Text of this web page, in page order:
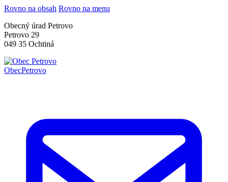
Rovno na obsah Rovno na menu
Obecný úrad Petrovo
Petrovo 29
049 35 Ochtiná
ObecPetrovo